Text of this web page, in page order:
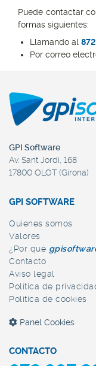
Puede contactar
formas siguientes:
Llamando al
Por correo
GPI Software
Av. Sant Jordi, 168
17800 OLOT (Girona)
GPI SOFTWARE
Quienes somos
Valores
¿Por qué gpi
Contacto
Aviso legal
Política de
Política de cookies
Panel Cookies
CONTACTO